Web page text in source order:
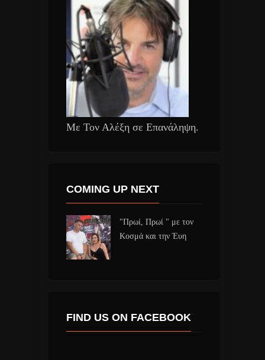
Με Τον Αλέξη σε Επανάληψη.
COMING UP NEXT
"Πρωί, Πρωί " με τον
Κοσμά και την Έυη
FIND US ON FACEBOOK